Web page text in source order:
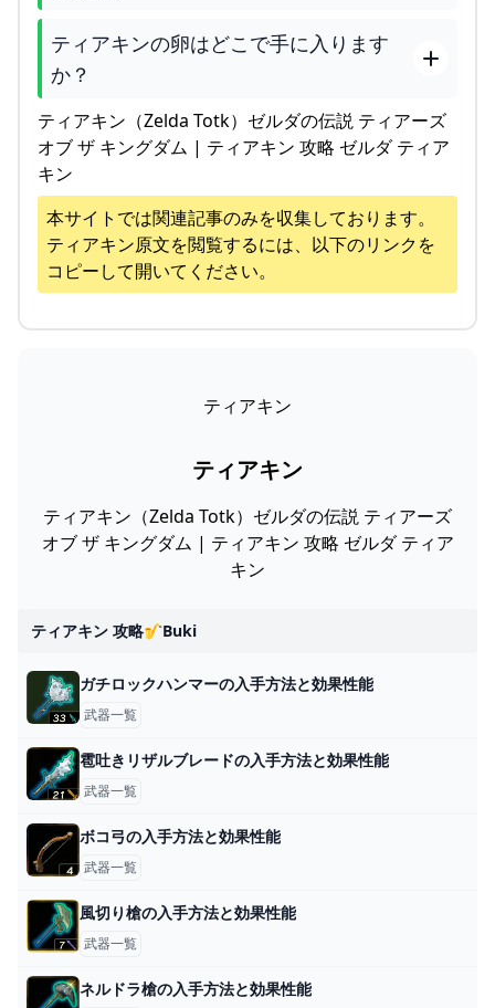
ティアキンの卵はどこで手に入ります
か？
ティアキン（Zelda Totk）ゼルダの伝説 ティアーズ
オブ ザ キングダム | ティアキン 攻略 ゼルダ ティア
キン
本サイトでは関連記事のみを収集しております。
ティアキン原文を閲覧するには、以下のリンクを
コピーして開いてください。
ティアキン
ティアキン
ティアキン（Zelda Totk）ゼルダの伝説 ティアーズ
オブ ザ キングダム | ティアキン 攻略 ゼルダ ティア
キン
ティアキン 攻略🎷buki
ガチロックハンマーの入手方法と効果性能
武器一覧
雹吐きリザルブレードの入手方法と効果性能
武器一覧
ボコ弓の入手方法と効果性能
武器一覧
風切り槍の入手方法と効果性能
武器一覧
ネルドラ槍の入手方法と効果性能